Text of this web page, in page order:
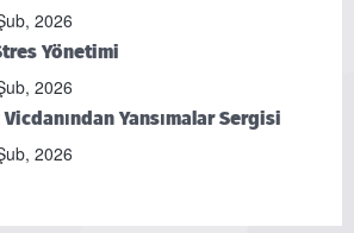
2026
Yönetimi
2026
Yansımalar Sergisi
2026